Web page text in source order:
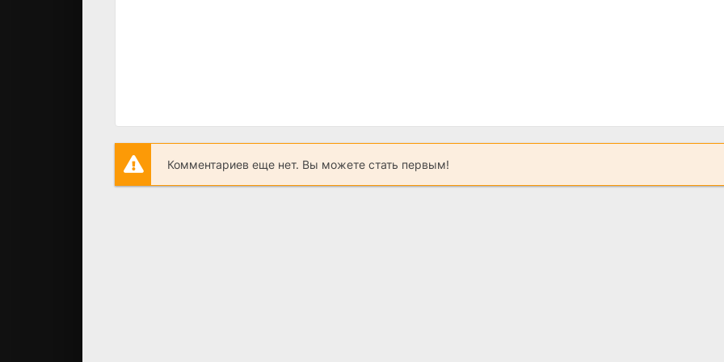
Комментариев еще нет. Вы можете стать первым!